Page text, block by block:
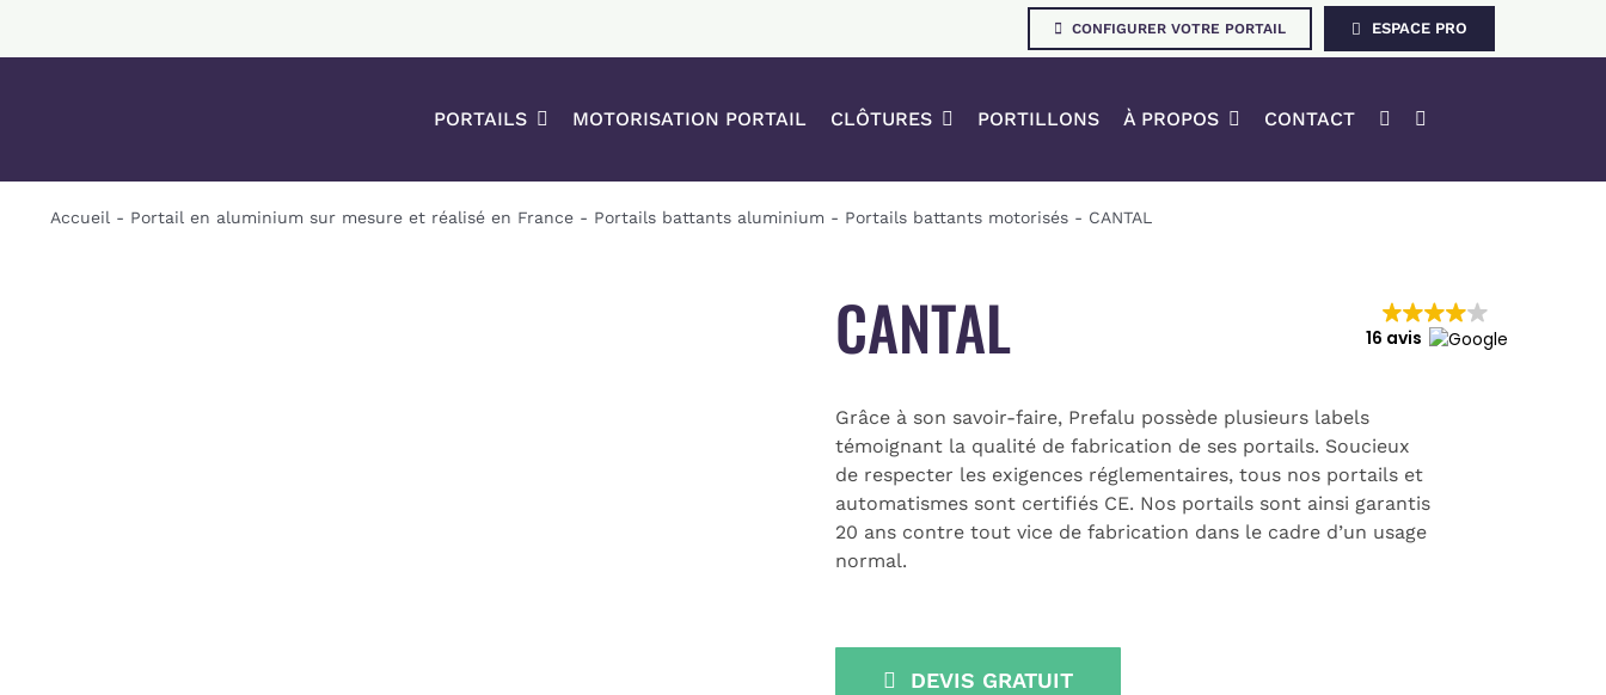
CONFIGURER VOTRE PORTAIL ESPACE PRO
PORTAILS MOTORISATION PORTAIL CLÔTURES PORTILLONS À PROPOS CONTACT
Accueil - Portail en aluminium sur mesure et réalisé en France- Portails battants aluminium - Portails battants motorisés- CANTAL
CANTAL 16 avis
Grâce à son savoir-faire, Prefalu possède plusieurs labels
témoignant la qualité de fabrication de ses portails. Soucieux
de respecter les exigences réglementaires, tous nos portails et
automatismes sont certifiés CE. Nos portails sont ainsi garantis
20 ans contre tout vice de fabrication dans le cadre d’un usage
normal.
DEVIS GRATUIT